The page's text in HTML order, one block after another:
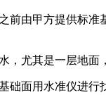
甲方提供标准
其是一层地面
面用水准仪进行